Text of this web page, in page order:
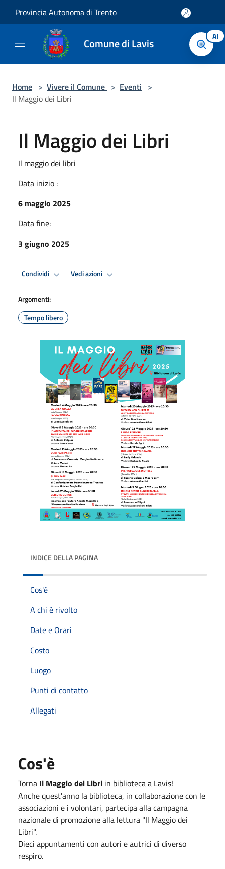
Provincia Autonoma di Trento
Comune di Lavis AI
Home > Vivere il Comune > Eventi >
Il Maggio dei Libri
Il Maggio dei Libri
Il maggio dei libri
Data inizio :
6 maggio 2025
Data fine:
3 giugno 2025
Condividi Vedi azioni
Argomenti:
Tempo libero
INDICE DELLA PAGINA
Cos'è
A chi è rivolto
Date e Orari
Costo
Luogo
Punti di contatto
Allegati
Cos'è
Torna Il Maggio dei Libri in biblioteca a Lavis!
Anche quest'anno la biblioteca, in collaborazione con le
associazioni e i volontari, partecipa alla campagna
nazionale di promozione alla lettura "Il Maggio dei
Libri".
Dieci appuntamenti con autori e autrici di diverso
respiro.